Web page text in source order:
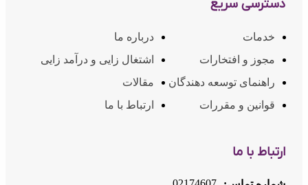
دسترسی سریع
خدمات
درباره ما
مجوز و افتخارات
اشتغال زایی و درآمد زایی
راهنمای توسعه دهندگان
مقالات
قوانین و مقررات
ارتباط با ما
ارتباط با ما